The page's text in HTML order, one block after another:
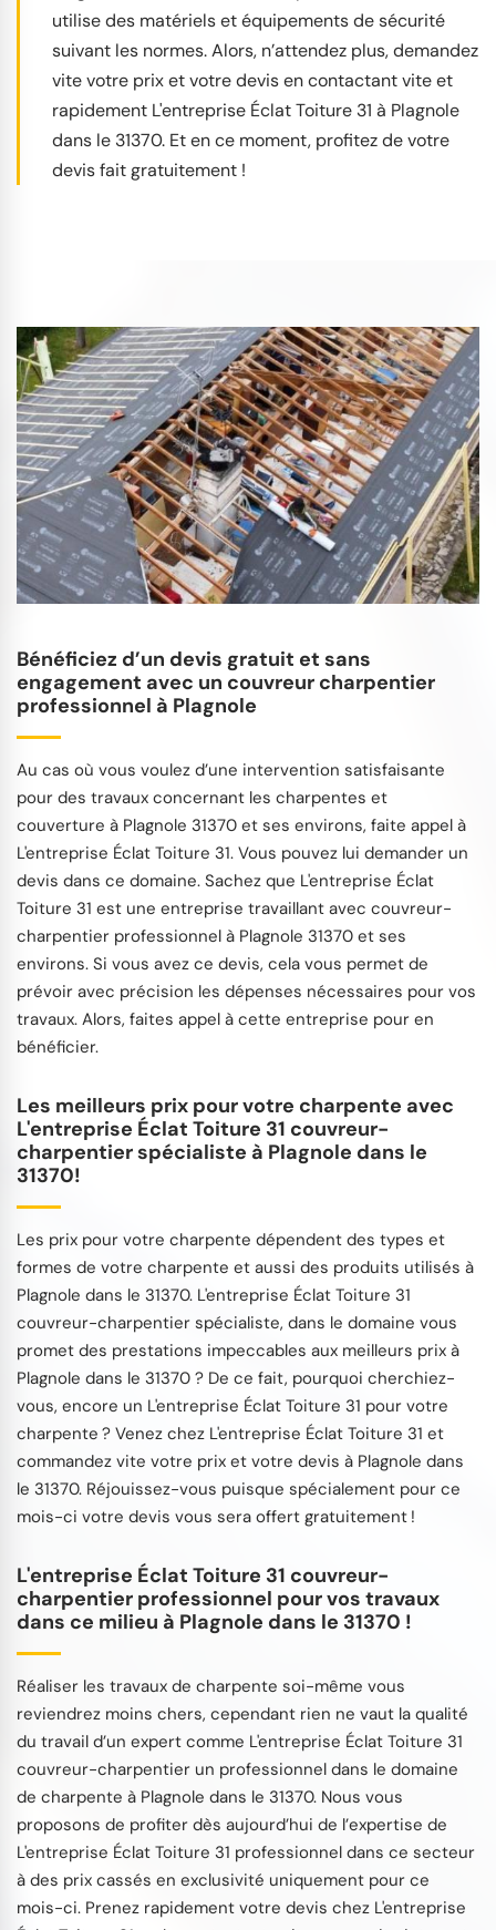
utilise des matériels et équipements de sécurité
suivant les normes. Alors, n’attendez plus, demandez
vite votre prix et votre devis en contactant vite et
rapidement L'entreprise Éclat Toiture 31 à Plagnole
dans le 31370. Et en ce moment, profitez de votre
devis fait gratuitement !
Bénéficiez d’un devis gratuit et sans
engagement avec un couvreur charpentier
professionnel à Plagnole
Au cas où vous voulez d’une intervention satisfaisante
pour des travaux concernant les charpentes et
couverture à Plagnole 31370 et ses environs, faite appel à
L'entreprise Éclat Toiture 31. Vous pouvez lui demander un
devis dans ce domaine. Sachez que L'entreprise Éclat
Toiture 31 est une entreprise travaillant avec couvreur-
charpentier professionnel à Plagnole 31370 et ses
environs. Si vous avez ce devis, cela vous permet de
prévoir avec précision les dépenses nécessaires pour vos
travaux. Alors, faites appel à cette entreprise pour en
bénéficier.
Les meilleurs prix pour votre charpente avec
L'entreprise Éclat Toiture 31 couvreur-
charpentier spécialiste à Plagnole dans le
31370!
Les prix pour votre charpente dépendent des types et
formes de votre charpente et aussi des produits utilisés à
Plagnole dans le 31370. L'entreprise Éclat Toiture 31
couvreur-charpentier spécialiste, dans le domaine vous
promet des prestations impeccables aux meilleurs prix à
Plagnole dans le 31370 ? De ce fait, pourquoi cherchiez-
vous, encore un L'entreprise Éclat Toiture 31 pour votre
charpente ? Venez chez L'entreprise Éclat Toiture 31 et
commandez vite votre prix et votre devis à Plagnole dans
le 31370. Réjouissez-vous puisque spécialement pour ce
mois-ci votre devis vous sera offert gratuitement !
L'entreprise Éclat Toiture 31 couvreur-
charpentier professionnel pour vos travaux
dans ce milieu à Plagnole dans le 31370 !
Réaliser les travaux de charpente soi-même vous
reviendrez moins chers, cependant rien ne vaut la qualité
du travail d’un expert comme L'entreprise Éclat Toiture 31
couvreur-charpentier un professionnel dans le domaine
de charpente à Plagnole dans le 31370. Nous vous
proposons de profiter dès aujourd’hui de l’expertise de
L'entreprise Éclat Toiture 31 professionnel dans ce secteur
à des prix cassés en exclusivité uniquement pour ce
mois-ci. Prenez rapidement votre devis chez L'entreprise